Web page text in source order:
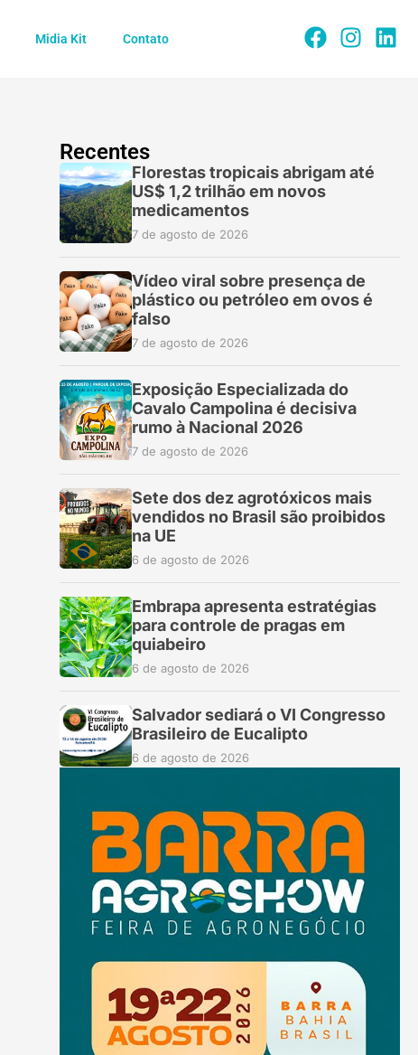
Midia Kit Contato
Recentes
Florestas tropicais abrigam até
US$ 1,2 trilhão em novos
medicamentos
7 de agosto de 2026
Vídeo viral sobre presença de
plástico ou petróleo em ovos é
falso
7 de agosto de 2026
Exposição Especializada do
Cavalo Campolina é decisiva
rumo à Nacional 2026
7 de agosto de 2026
Sete dos dez agrotóxicos mais
vendidos no Brasil são proibidos
na UE
6 de agosto de 2026
Embrapa apresenta estratégias
para controle de pragas em
quiabeiro
6 de agosto de 2026
Salvador sediará o VI Congresso
Brasileiro de Eucalipto
6 de agosto de 2026